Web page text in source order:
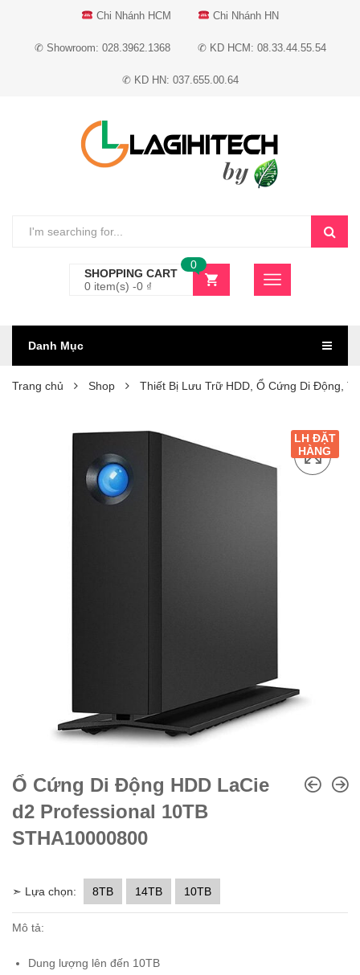
Chi Nhánh HCM Chi Nhánh HN
✆ Showroom: 028.3962.1368 ✆ KD HCM: 08.33.44.55.54
✆ KD HN: 037.655.00.64
SHOPPING CART
0 item(s) -0 ₫
0
Danh Mục
Trang chủ Shop Thiết Bị Lưu Trữ HDD, Ổ Cứng Di Động,
LH ĐẶT
HÀNG
Ổ Cứng Di Động HDD LaCie
d2 Professional 10TB
STHA10000800
➣ Lựa chọn: 8TB 14TB 10TB
Mô tả:
Dung lượng lên đến 10TB